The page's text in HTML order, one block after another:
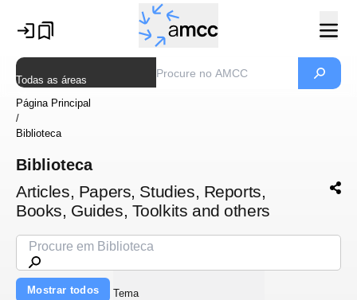
Todas as áreas
Página Principal
/
Biblioteca
Biblioteca
Articles, Papers, Studies, Reports,
Books, Guides, Toolkits and others
Mostrar todos Tema